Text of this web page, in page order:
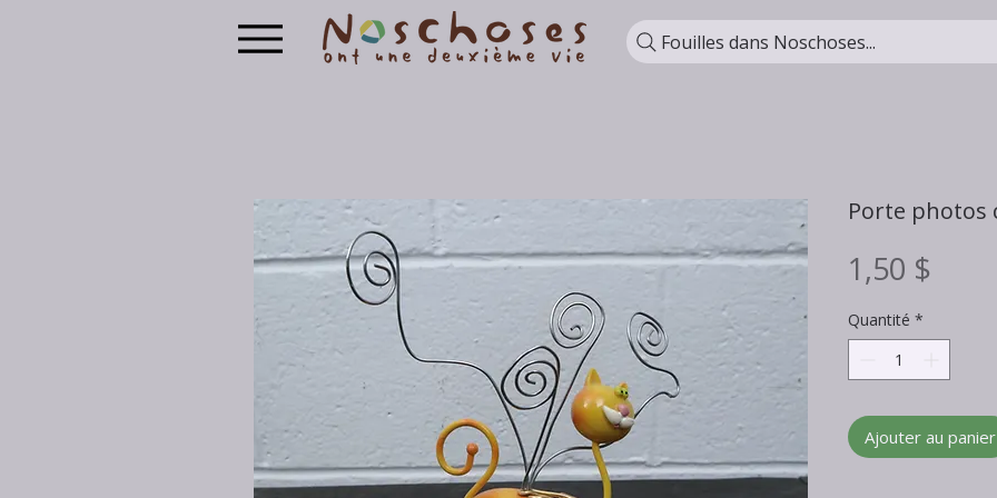
Fouilles dans Noschoses...
Porte photos
1,50 $
Quantité *
Ajouter au panier